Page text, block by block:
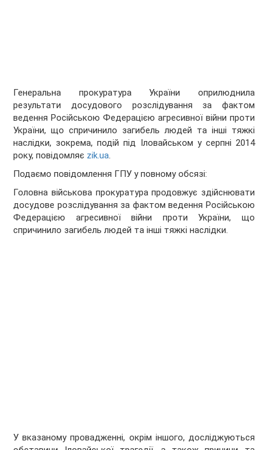
Генеральна прокуратура України оприлюднила
результати досудового розслідування за фактом
ведення Російською Федерацією агресивної війни проти
України, що спричинило загибель людей та інші тяжкі
наслідки, зокрема, подій під Іловайськом у серпні 2014
року, повідомляє zik.ua.
Подаємо повідомлення ГПУ у повному обсязі:
Головна військова прокуратура продовжує здійснювати
досудове розслідування за фактом ведення Російською
Федерацією агресивної війни проти України, що
спричинило загибель людей та інші тяжкі наслідки.
У вказаному провадженні, окрім іншого, досліджуються